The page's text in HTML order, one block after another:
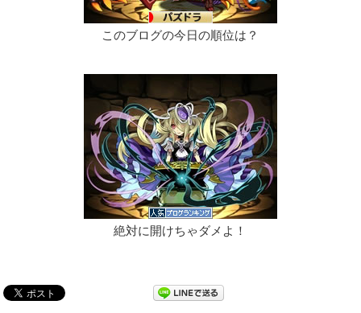
このブログの今日の順位は？
絶対に開けちゃダメよ！